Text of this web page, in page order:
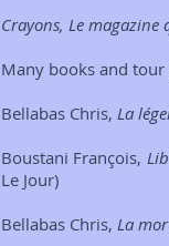
Crayons, Le
Many books and tour
Bellabas Chris, La
Boustani François,
Le Jour)
Bellabas Chris, La